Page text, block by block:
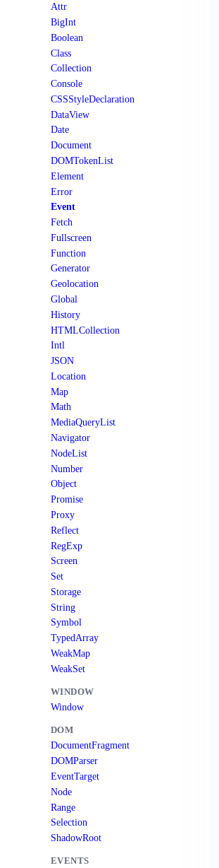
Attr
BigInt
Boolean
Class
Collection
Console
CSSStyleDeclaration
DataView
Date
Document
DOMTokenList
Element
Error
Event
Fetch
Fullscreen
Function
Generator
Geolocation
Global
History
HTMLCollection
Intl
JSON
Location
Map
Math
MediaQueryList
Navigator
NodeList
Number
Object
Promise
Proxy
Reflect
RegExp
Screen
Set
Storage
String
Symbol
TypedArray
WeakMap
WeakSet
WINDOW
Window
DOM
DocumentFragment
DOMParser
EventTarget
Node
Range
Selection
ShadowRoot
EVENTS